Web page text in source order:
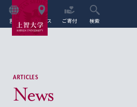
言語 アクセス ご寄付 検索
ARTICLES
News